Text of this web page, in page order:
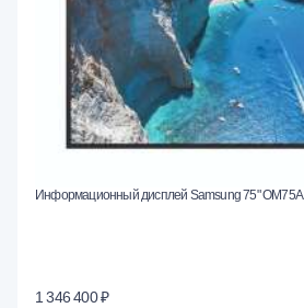
Информационный дисплей Samsung 75" OM75A
1 346 400 ₽